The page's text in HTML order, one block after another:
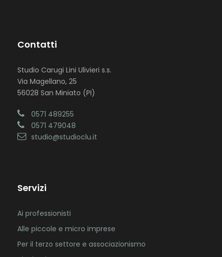
Contatti
Studio Carugi Lini Ulivieri s.s.
Via Magellano, 25
56028 San Miniato (PI)
0571 489255
0571 479048
studio@studioclu.it
Servizi
Ai professionisti
Alle piccole e micro imprese
Per il terzo settore e associazionismo